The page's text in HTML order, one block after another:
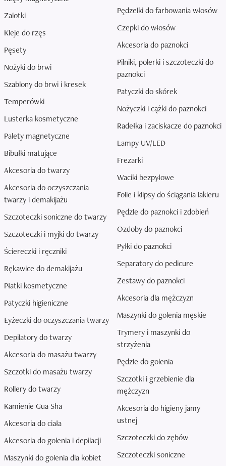
Zalotki
Kleje do rzęs
Pęsety
Nożyki do brwi
Szablony do brwi i kresek
Temperówki
Lusterka kosmetyczne
Palety magnetyczne
Bibułki matujące
Akcesoria do twarzy
Akcesoria do oczyszczania
twarzy i demakijażu
Szczoteczki soniczne do twarzy
Szczoteczki i myjki do twarzy
Ściereczki i ręczniki
Rękawice do demakijażu
Płatki kosmetyczne
Patyczki higieniczne
Łyżeczki do oczyszczania twarzy
Depilatory do twarzy
Akcesoria do masażu twarzy
Szczotki do masażu twarzy
Rollery do twarzy
Kamienie Gua Sha
Akcesoria do ciała
Akcesoria do golenia i depilacji
Maszynki do golenia dla kobiet
Pędzelki do farbowania włosów
Czepki do włosów
Akcesoria do paznokci
Pilniki, polerki i szczoteczki do
paznokci
Patyczki do skórek
Nożyczki i cążki do paznokci
Radełka i zaciskacze do paznokci
Lampy UV/LED
Frezarki
Waciki bezpyłowe
Folie i klipsy do ściągania lakieru
Pędzle do paznokci i zdobień
Ozdoby do paznokci
Pyłki do paznokci
Separatory do pedicure
Zestawy do paznokci
Akcesoria dla mężczyzn
Maszynki do golenia męskie
Trymery i maszynki do
strzyżenia
Pędzle do golenia
Szczotki i grzebienie dla
mężczyzn
Akcesoria do higieny jamy
ustnej
Szczoteczki do zębów
Szczoteczki soniczne